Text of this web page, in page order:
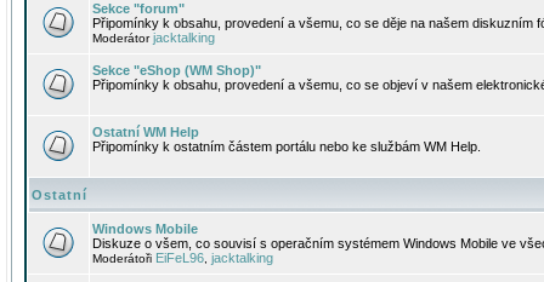
Sekce "forum"
Připomínky k obsahu, provedení a všemu, co se děje na našem diskuzním
Moderátorjacktalking
Sekce "eShop (WM Shop)"
Připomínky k obsahu, provedení a všemu, co se objeví v našem
Ostatní WM Help
Připomínky k ostatním částem portálu nebo ke službám WM Help.
Ostatní
Windows Mobile
Diskuze o všem, co souvisí s operačním systémem Windows Mobile ve
Moderátoři EiFeL96 jacktalking